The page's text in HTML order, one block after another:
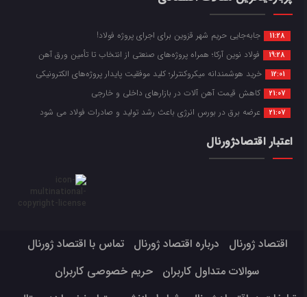
11:28 جابه‌جایی حریم شهر قزوین برای اجرای پروژه فولاد!
19:28 فولاد نوین آرکا؛ همراه پروژه‌های صنعتی از انتخاب تا تأمین ورق آهن
12:01 خرید هوشمندانه میکروکنترلر؛ کلید موفقیت پایدار پروژه‌های الکترونیکی
21:07 کاهش قیمت آهن آلات در بازارهای داخلی و خارجی
21:07 عرضه برق در بورس انرژی باعث رشد تولید و صادرات فولاد می شود
اعتبار اقتصادژورنال
اقتصاد ژورنال درباره اقتصاد ژورنال
تماس با اقتصاد ژورنال
سوالات متداول کاربران
حریم خصوصی کاربران